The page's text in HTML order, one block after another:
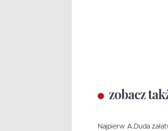
zobacz
Najpierw A.Duda